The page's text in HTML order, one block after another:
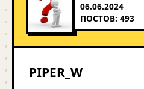
06.06.2024
ПОСТОВ: 493
PIPER_W